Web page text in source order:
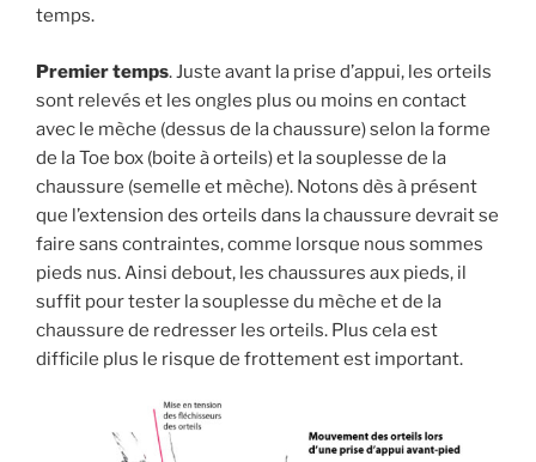
temps.
Premier temps. Juste avant la prise d’appui, les orteils
sont relevés et les ongles plus ou moins en contact
avec le mèche (dessus de la chaussure) selon la forme
de la Toe box (boite à orteils) et la souplesse de la
chaussure (semelle et mèche). Notons dès à présent
que l’extension des orteils dans la chaussure devrait se
faire sans contraintes, comme lorsque nous sommes
pieds nus. Ainsi debout, les chaussures aux pieds, il
suffit pour tester la souplesse du mèche et de la
chaussure de redresser les orteils. Plus cela est
difficile plus le risque de frottement est important.